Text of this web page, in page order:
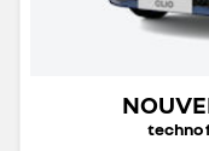
techno